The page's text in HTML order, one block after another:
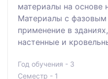
материалы на основе
Материалы с
применение в
настенные и
Год обучения - 3
Семестр - 1